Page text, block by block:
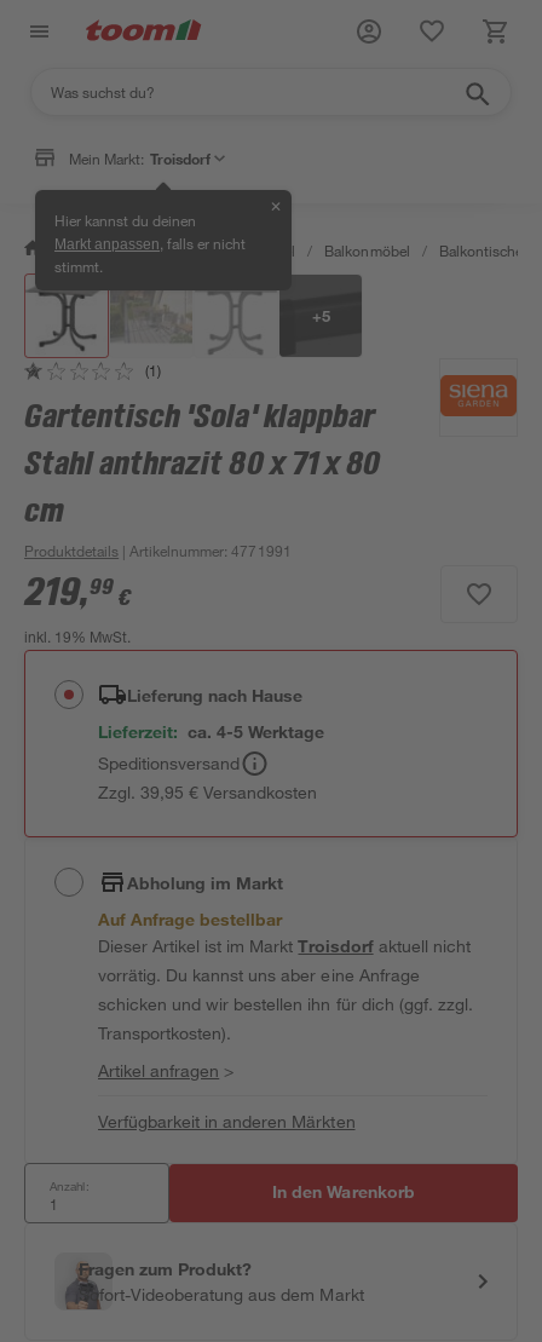
Mein Markt: Troisdorf
Hier kannst du deinen
Markt anpassen , falls er nicht
stimmt.
✕
/ Garten & Freizeit / Gartenmöbel / Balkonmöbel / Balkontische
+5
(1)
Gartentisch 'Sola' klappbar
Stahl anthrazit 80 x 71 x 80
cm
Produktdetails | Artikelnummer:4771991
219,99 €
inkl. 19% MwSt.
Lieferung nach Hause
Lieferzeit: ca. 4-5 Werktage
Speditionsversand
Zzgl. 39,95 € Versandkosten
Abholung im Markt
Auf Anfrage bestellbar
Dieser Artikel ist im MarktTroisdorfaktuell nicht
vorrätig. Du kannst uns aber eine Anfrage
schicken und wir bestellen ihn für dich (ggf. zzgl.
Transportkosten).
Artikel anfragen >
Verfügbarkeit in anderen Märkten
Anzahl: In den Warenkorb
Fragen zum Produkt?
Sofort-Videoberatung aus dem Markt